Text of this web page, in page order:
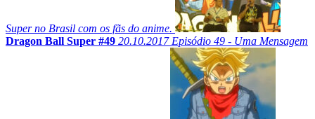
Super no Brasil com os fãs do anime.
Dragon Ball Super #49 20.10.2017Episódio 49 - Uma Mensagem